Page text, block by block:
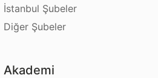
İstanbul Şubeler
Diğer Şubeler
Akademi